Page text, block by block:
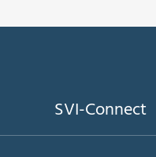
SVI-Connect